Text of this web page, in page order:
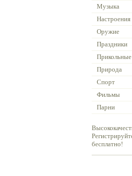
Музыка
Настроения
Оружие
Праздники
Прикольные
Природа
Спорт
Фильмы
Парни
бесплатно!